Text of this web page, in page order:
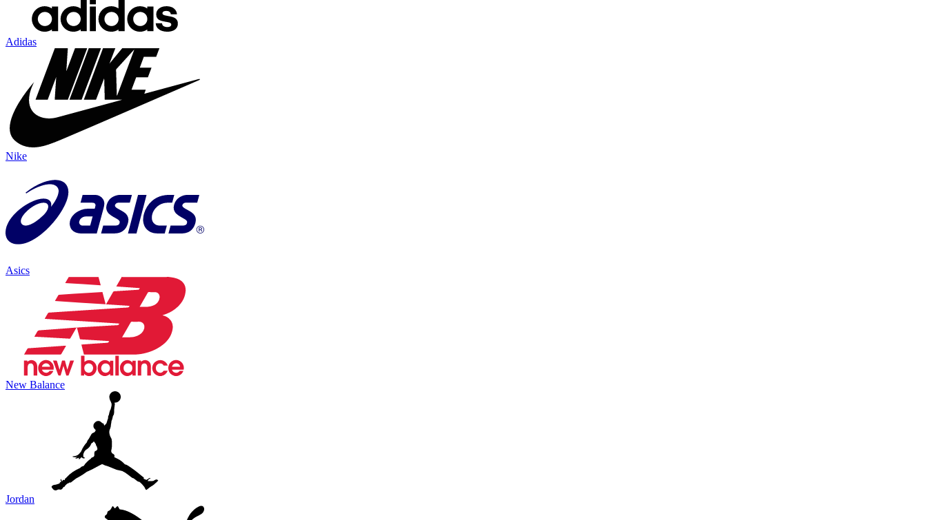
Adidas
Nike
Asics
New Balance
Jordan